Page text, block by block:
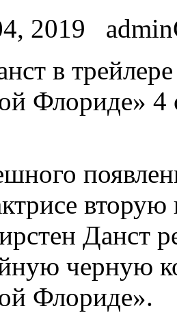
2019
в
Флориде»
Данст
черную
Флориде».